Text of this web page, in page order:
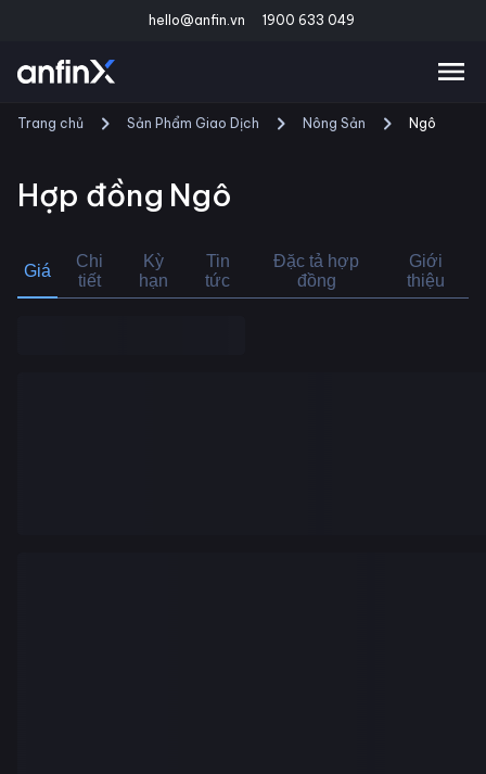
hello@anfin.vn 1900 633 049
Trang chủ Sản Phẩm Giao Dịch Nông Sản Ngô
Hợp đồng Ngô
Giá
Chi
tiết
Kỳ
hạn
Tin
tức
Đặc tả hợp
đồng
Giới
thiệu